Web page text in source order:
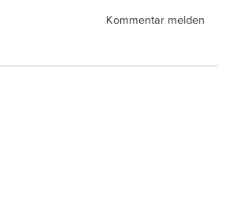
Kommentar melden